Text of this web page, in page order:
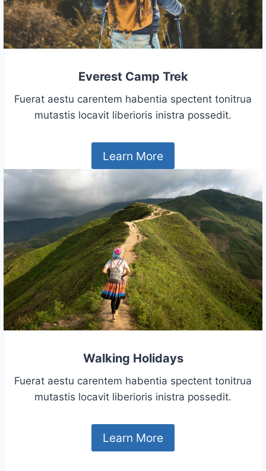
Everest Camp Trek
Fuerat aestu carentem habentia spectent tonitrua
mutastis locavit liberioris inistra possedit.
Learn More
Walking Holidays
Fuerat aestu carentem habentia spectent tonitrua
mutastis locavit liberioris inistra possedit.
Learn More